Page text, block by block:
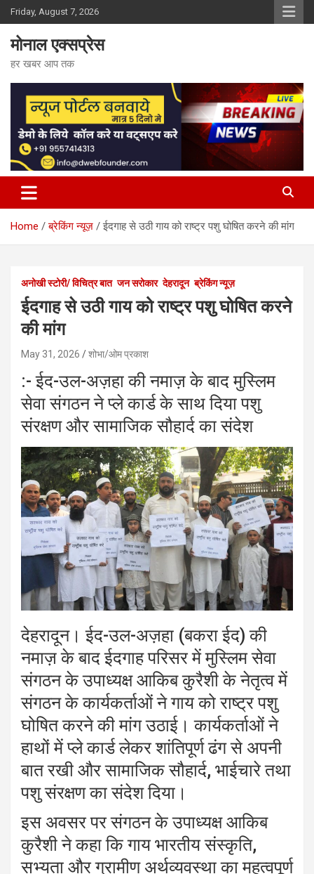
Skip
to
content
Friday, August 7, 2026
मोनाल एक्सप्रेस
हर खबर आप तक
Home ब्रेकिंग न्यूज़ ईदगाह से उठी गाय को राष्ट्र पशु घोषित करने की मांग
अनोखी स्टोरी/ विचित्र बात जन सरोकार देहरादून ब्रेकिंग न्यूज़
ईदगाह से उठी गाय को राष्ट्र पशु घोषित करने
की मांग
May 31, 2026 शोभा/ओम प्रकाश
:- ईद-उल-अज़हा की नमाज़ के बाद मुस्लिम
सेवा संगठन ने प्ले कार्ड के साथ दिया पशु
संरक्षण और सामाजिक सौहार्द का संदेश
देहरादून। ईद-उल-अज़हा (बकरा ईद) की
नमाज़ के बाद ईदगाह परिसर में मुस्लिम सेवा
संगठन के उपाध्यक्ष आकिब कुरैशी के नेतृत्व में
संगठन के कार्यकर्ताओं ने गाय को राष्ट्र पशु
घोषित करने की मांग उठाई। कार्यकर्ताओं ने
हाथों में प्ले कार्ड लेकर शांतिपूर्ण ढंग से अपनी
बात रखी और सामाजिक सौहार्द, भाईचारे तथा
पशु संरक्षण का संदेश दिया।
इस अवसर पर संगठन के उपाध्यक्ष आकिब
कुरैशी ने कहा कि गाय भारतीय संस्कृति,
सभ्यता और ग्रामीण अर्थव्यवस्था का महत्वपूर्ण